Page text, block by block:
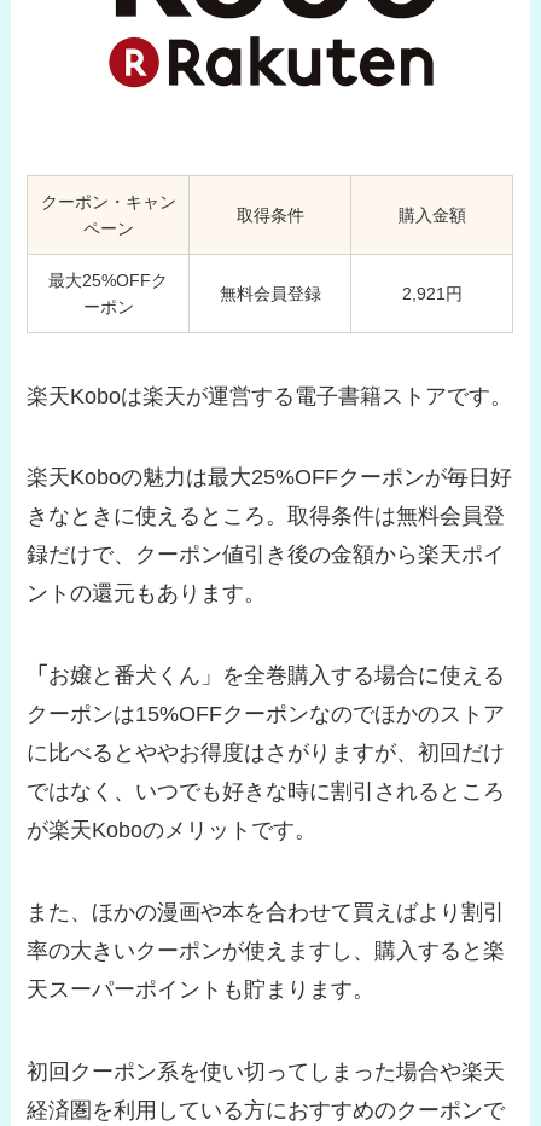
クーポン・キャン
ペーン
取得条件 購入金額
最大25%OFFク
ーポン
無料会員登録 2,921円
楽天Koboは楽天が運営する電子書籍ストアです。
楽天Koboの魅力は最大25%OFFクーポンが毎日好
きなときに使えるところ。取得条件は無料会員登
録だけで、クーポン値引き後の金額から楽天ポイ
ントの還元もあります。
「 お嬢と番犬くん」を全巻購入する場合に使える
クーポンは15%OFFクーポンなのでほかのストア
に比べるとややお得度はさがりますが、初回だけ
ではなく、いつでも好きな時に割引されるところ
が楽天Koboのメリットです。
また、ほかの漫画や本を合わせて買えばより割引
率の大きいクーポンが使えますし、購入すると楽
天スーパーポイントも貯まります。
初回クーポン系を使い切ってしまった場合や楽天
経済圏を利用している方におすすめのクーポンで